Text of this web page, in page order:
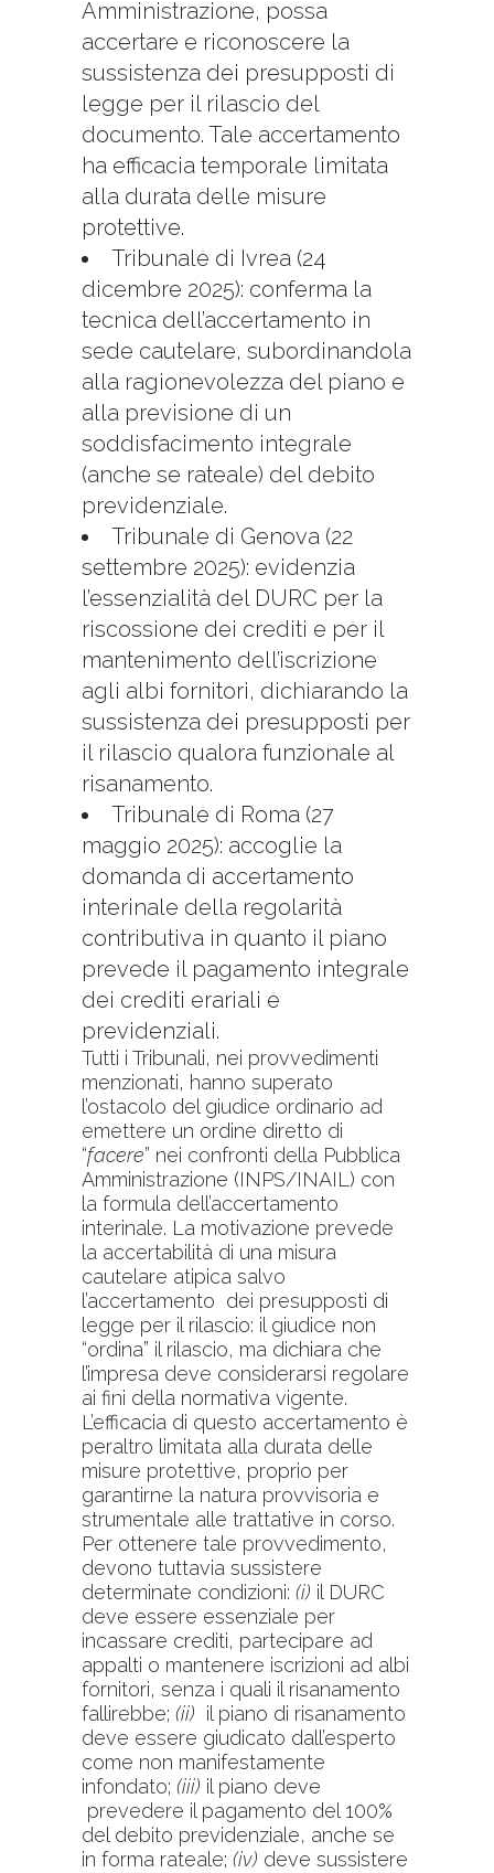
Amministrazione, possa
accertare e riconoscere la
sussistenza dei presupposti di
legge per il rilascio del
documento. Tale accertamento
ha efficacia temporale limitata
alla durata delle misure
protettive.
Tribunale di Ivrea (24
dicembre 2025): conferma la
tecnica dell’accertamento in
sede cautelare, subordinandola
alla ragionevolezza del piano e
alla previsione di un
soddisfacimento integrale
(anche se rateale) del debito
previdenziale.
Tribunale di Genova (22
settembre 2025): evidenzia
l’essenzialità del DURC per la
riscossione dei crediti e per il
mantenimento dell’iscrizione
agli albi fornitori, dichiarando la
sussistenza dei presupposti per
il rilascio qualora funzionale al
risanamento.
Tribunale di Roma (27
maggio 2025): accoglie la
domanda di accertamento
interinale della regolarità
contributiva in quanto il piano
prevede il pagamento integrale
dei crediti erariali e
previdenziali.
Tutti i Tribunali, nei provvedimenti
menzionati, hanno superato
l’ostacolo del giudice ordinario ad
emettere un ordine diretto di
“facere” nei confronti della Pubblica
Amministrazione (INPS/INAIL) con
la formula dell’accertamento
interinale. La motivazione prevede
la accertabilità di una misura
cautelare atipica salvo
l’accertamento dei presupposti di
legge per il rilascio: il giudice non
“ordina” il rilascio, ma dichiara che
l’impresa deve considerarsi regolare
ai fini della normativa vigente.
L’efficacia di questo accertamento è
peraltro limitata alla durata delle
misure protettive, proprio per
garantirne la natura provvisoria e
strumentale alle trattative in corso.
Per ottenere tale provvedimento,
devono tuttavia sussistere
determinate condizioni: (i) il DURC
deve essere essenziale per
incassare crediti, partecipare ad
appalti o mantenere iscrizioni ad albi
fornitori, senza i quali il risanamento
fallirebbe; (ii) il piano di risanamento
deve essere giudicato dall’esperto
come non manifestamente
infondato; (iii) il piano deve
prevedere il pagamento del 100%
del debito previdenziale, anche se
in forma rateale; (iv) deve sussistere